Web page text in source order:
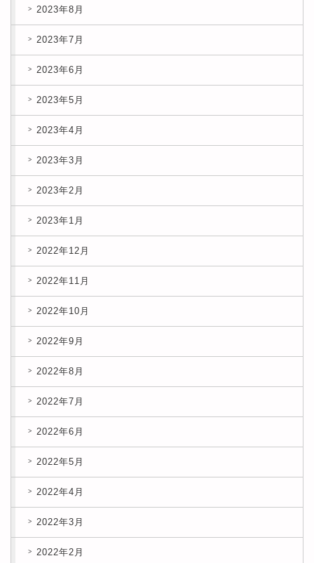
2023年8月
2023年7月
2023年6月
2023年5月
2023年4月
2023年3月
2023年2月
2023年1月
2022年12月
2022年11月
2022年10月
2022年9月
2022年8月
2022年7月
2022年6月
2022年5月
2022年4月
2022年3月
2022年2月